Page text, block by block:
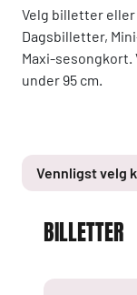
Velg billetter
Dagsbilletter,
Maxi-sesongkort.
under 95 cm.
Vennligst velg
BILLETTER